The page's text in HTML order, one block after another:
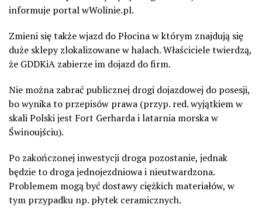
informuje portal wWolinie.pl.
Zmieni się także wjazd do Płocina w którym znajdują się
duże sklepy zlokalizowane w halach. Właściciele twierdzą,
że GDDKiA zabierze im dojazd do firm.
Nie można zabrać publicznej drogi dojazdowej do posesji,
bo wynika to przepisów prawa (przyp. red. wyjątkiem w
skali Polski jest Fort Gerharda i latarnia morska w
Świnoujściu).
Po zakończonej inwestycji droga pozostanie, jednak
będzie to droga jednojezdniowa i nieutwardzona.
Problemem mogą być dostawy ciężkich materiałów, w
tym przypadku np. płytek ceramicznych.